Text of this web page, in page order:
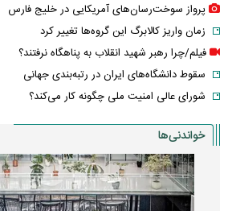
پرواز سوخت‌رسان‌های آمریکایی در خلیج فارس
زمان واریز کالابرگ این گروه‌ها تغییر کرد
فیلم/چرا رهبر شهید انقلاب به پناهگاه نرفتند؟
سقوط دانشگاه‌های ایران در رتبه‌بندی جهانی
شورای عالی امنیت ملی چگونه کار می‌کند؟
خواندنی‌ها